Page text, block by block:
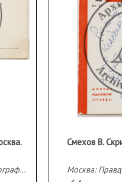
Москва: Издательство и типография Издательства Академии архитектуры СССР, 1947 г. Москва: